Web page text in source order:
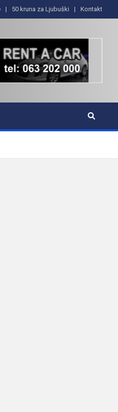
50 kruna za Ljubuški Kontakt